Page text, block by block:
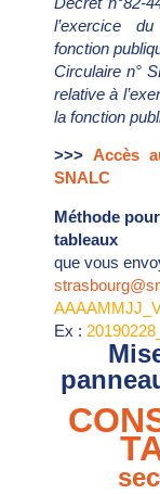
l’exercice
fonction
Circulaire n°
relative à
la fonction
>>> Accès
SNALC
Méthode
tableaux
que vous
Ex :